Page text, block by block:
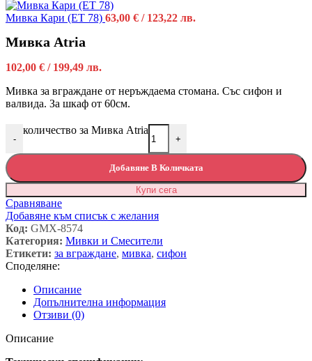
Мивка Кари (ЕТ 78) 63,00 € / 123,22 лв.
Мивка Atria
102,00 € / 199,49 лв.
Мивка за вграждане от неръждаема стомана. Със сифон и
валвида. За шкаф от 60см.
-
количество за Мивка Atria
+
Добавяне В Количката
Купи сега
Сравняване
Добавяне към списък с желания
Код: GMX-8574
Категория: Мивки и Смесители
Етикети: за вграждане, мивка, сифон
Споделяне:
Описание
Допълнителна информация
Отзиви (0)
Описание